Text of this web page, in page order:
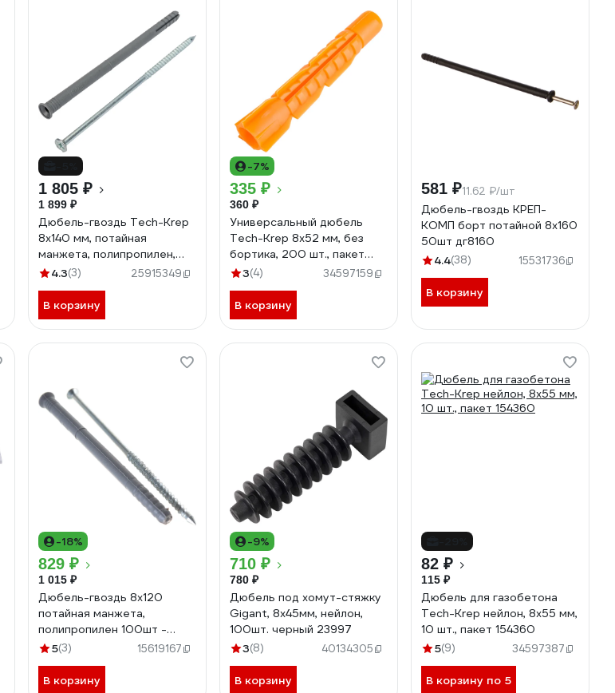
1 805 ₽
1 899 ₽
Дюбель-гвоздь Tech-Krep
8x140 мм, потайная
манжета, полипропилен,
100 шт. 154272
4.3(3) 25915349
В корзину
-7%
335 ₽
360 ₽
Универсальный дюбель
Tech-Krep 8x52 мм, без
бортика, 200 шт., пакет
154254
3(4) 34597159
В корзину
581 ₽11.62 ₽/шт
Дюбель-гвоздь КРЕП-
КОМП борт потайной 8х160
50шт дг8160
4.4(38) 15531736
В корзину
-18%
829 ₽
1 015 ₽
Дюбель-гвоздь 8х120
потайная манжета,
полипропилен 100шт -
коробка Tech-Krep SM-L
5(3) 15619167
В корзину
-9%
710 ₽
780 ₽
Дюбель под хомут-стяжку
Gigant, 8x45мм, нейлон,
100шт. черный 23997
3(8) 40134305
В корзину
82 ₽
115 ₽
Дюбель для газобетона
Tech-Krep нейлон, 8x55 мм,
10 шт., пакет 154360
5(9) 34597387
В корзину по 5